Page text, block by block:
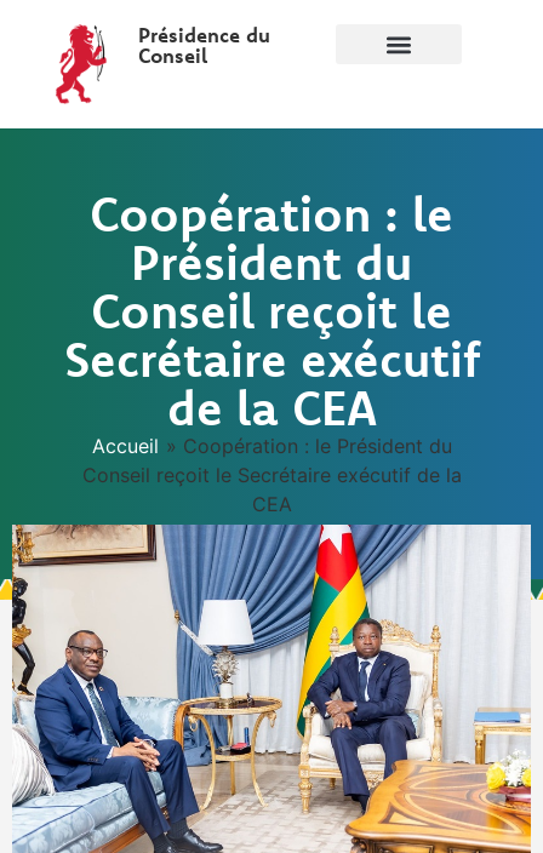
Présidence du
Conseil
Coopération : le
Président du
Conseil reçoit le
Secrétaire exécutif
de la CEA
Accueil » Coopération : le Président du
Conseil reçoit le Secrétaire exécutif de la
CEA